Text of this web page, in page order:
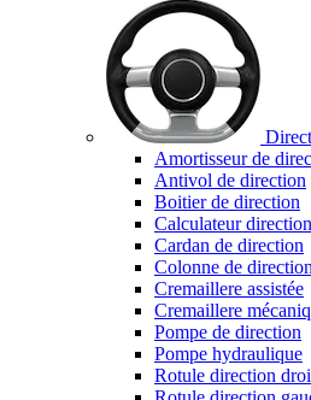
Amortisseur de
Antivol de direction
Boitier de direction
Calculateur
Cardan de direction
Colonne de direction
Cremaillere assistée
Cremaillere
Pompe de direction
Pompe hydraulique
Rotule direction